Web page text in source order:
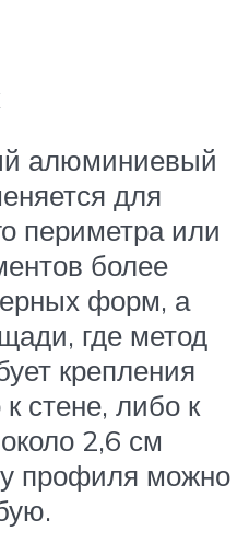
алюминиевый
для
периметра или
более
форм, а
где метод
крепления
стене, либо к
2,6 см
профиля можно